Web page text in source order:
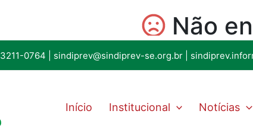
3211-0764 sindiprev@sindiprev-se.org.br
Início Institucional Notícias